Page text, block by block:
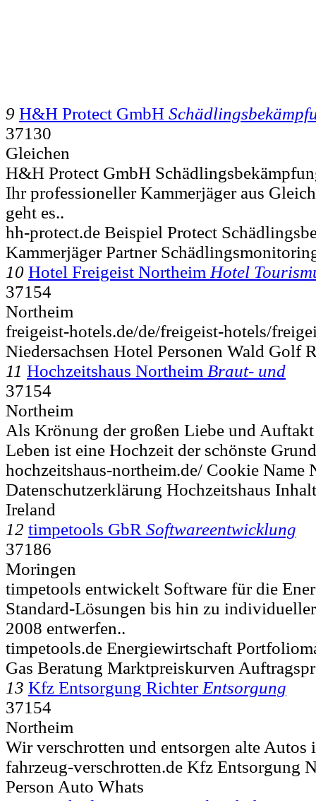
9 H&H Protect GmbH
37130
Gleichen
H&H Protect GmbH
Ihr professioneller Kammerjäger aus
geht es..
hh-protect.de Beispiel Protect
Kammerjäger Partner
10 Hotel Freigeist Northeim Hotel
37154
Northeim
freigeist-hotels.de/de/freigeist-hotels/
Niedersachsen Hotel Personen Wald Golf
11 Hochzeitshaus Northeim Braut- und
37154
Northeim
Als Krönung der großen Liebe und
Leben ist eine Hochzeit der schönste
hochzeitshaus-northeim.de/ Cookie Name
Datenschutzerklärung Hochzeitshaus
Ireland
12 timpetools GbR Softwareentwicklung
37186
Moringen
timpetools entwickelt Software für die
Standard-Lösungen bis hin zu
2008 entwerfen..
timpetools.de Energiewirtschaft
Gas Beratung Marktpreiskurven
13 Kfz Entsorgung Richter Entsorgung
37154
Northeim
Wir verschrotten und entsorgen alte Autos
fahrzeug-verschrotten.de Kfz Entsorgung
Person Auto Whats